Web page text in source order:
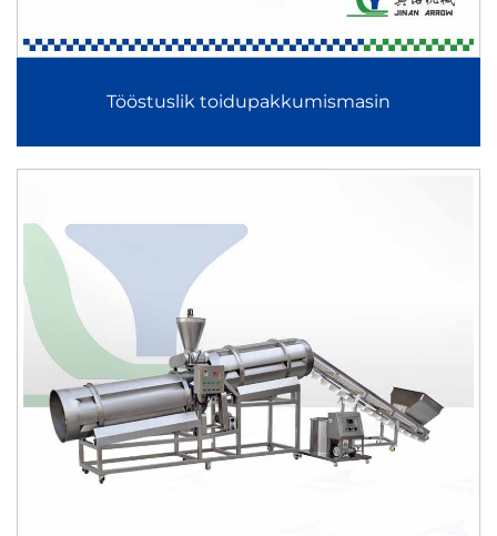
kattetega naudinguartikleid, praetud toite, küpsetatud toite
ning pakendatud valmis söötmiseks mõeldud tooteid. Iga
masin on konstrueeritud toiduohutute materjalidega,
Alates tooraine sissetoomisest ja ekstrudeerimisest kuni
praatmiseni, kuivatamiseni, maitsestamiseni ja lõplikuks
pakendamiseni pakub see seadmete kategooria täielikku
lahendust kaasaegsetele toidutehastele, kes otsivad
kõrgemat tootlikkust, stabiilset tööd ja skaalatavat kasvu.
Peamiste seadmete ülevaade
Tööstuslik toidupakkumismasin